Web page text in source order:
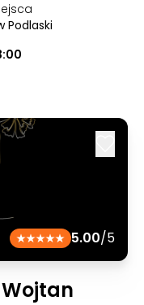
Podlaski
5.00/5